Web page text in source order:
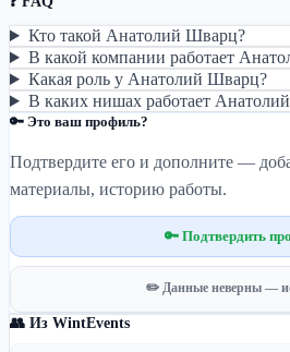
Кто такой Анатолий Шварц?
В какой компании работает
Какая роль у Анатолий Шварц?
В каких нишах работает
🔑 Это ваш профиль?
Подтвердите его и дополните —
материалы, историю работы.
🔑 Подтвердить
✏️ Данные неверны —
👥 Из WintEvents